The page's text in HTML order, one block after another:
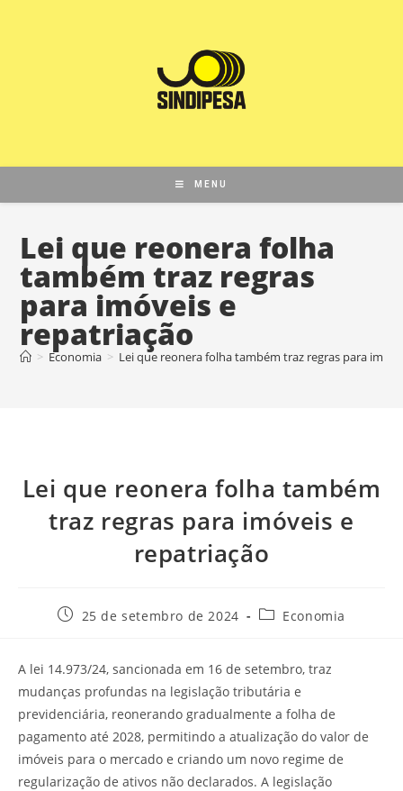
MENU
Lei que reonera folha
também traz regras
para imóveis e
repatriação
> Economia > Lei que reonera folha também traz regras para
Lei que reonera folha também
traz regras para imóveis e
repatriação
25 de setembro de 2024 Economia
A lei 14.973/24, sancionada em 16 de setembro, traz
mudanças profundas na legislação tributária e
previdenciária, reonerando gradualmente a folha de
pagamento até 2028, permitindo a atualização do valor de
imóveis para o mercado e criando um novo regime de
regularização de ativos não declarados. A legislação